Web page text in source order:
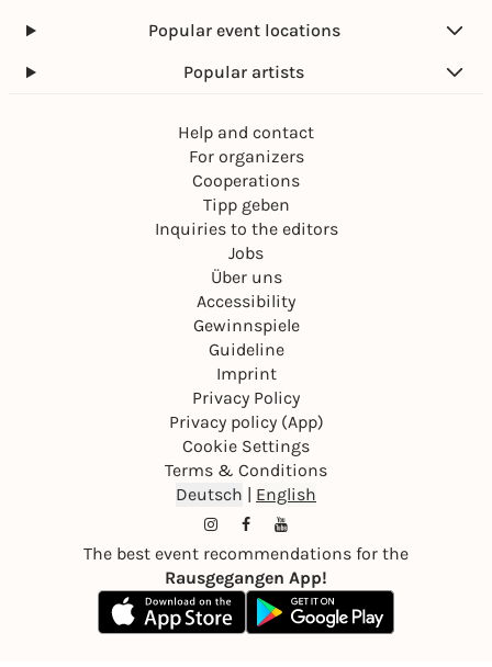
Popular event locations
Popular artists
Help and contact
For organizers
Cooperations
Tipp geben
Inquiries to the editors
Jobs
Über uns
Accessibility
Gewinnspiele
Guideline
Imprint
Privacy Policy
Privacy policy (App)
Cookie Settings
Terms & Conditions
Deutsch | English
The best event recommendations for the
Rausgegangen App!